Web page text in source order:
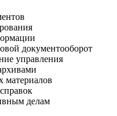
документооборот
управления
материалов
делам